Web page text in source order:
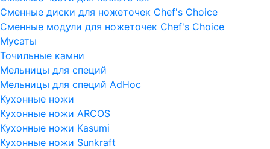
Сменные диски для ножеточек Chef's Choice
Сменные модули для ножеточек Chef's Choice
Мусаты
Точильные камни
Мельницы для специй
Мельницы для специй AdHoc
Кухонные ножи
Кухонные ножи ARCOS
Кухонные ножи Kasumi
Кухонные ножи Sunkraft